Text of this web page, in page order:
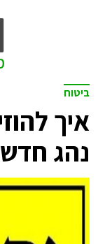
ביטוח
איך
נהג חדש